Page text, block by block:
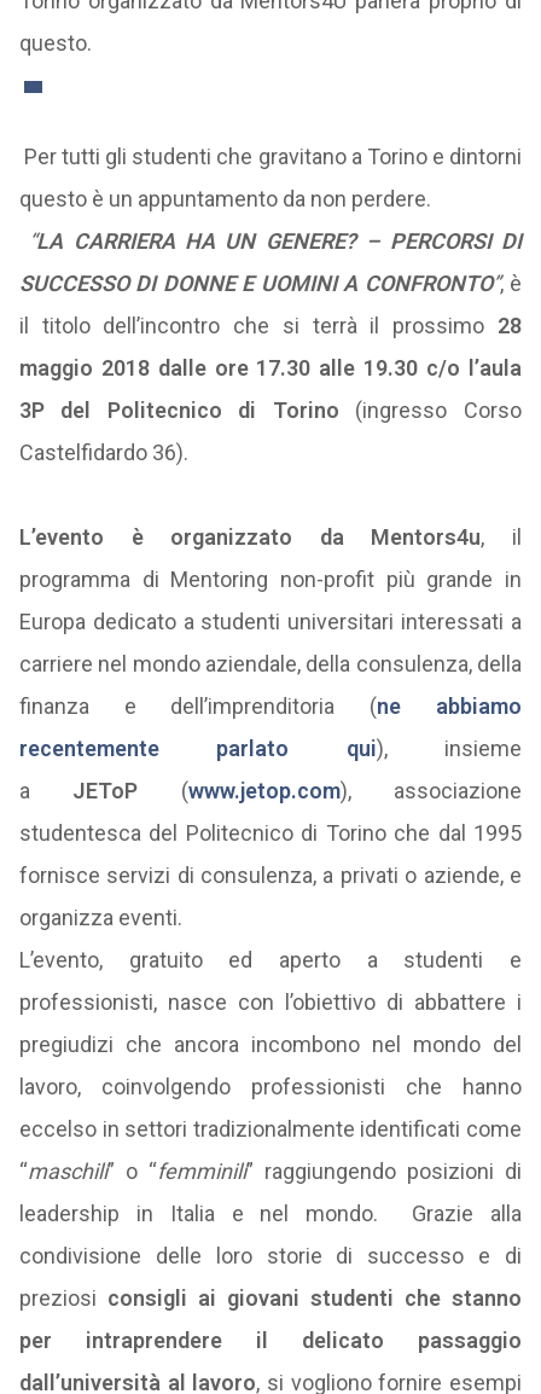
questo.
Per tutti gli studenti che gravitano a Torino e dintorni
questo è un appuntamento da non perdere.
“LA CARRIERA HA UN GENERE? – PERCORSI DI
SUCCESSO DI DONNE E UOMINI A CONFRONTO”, è
il titolo dell’incontro che si terrà il prossimo 28
maggio 2018 dalle ore 17.30 alle 19.30 c/o l’aula
3P del Politecnico di Torino
(ingresso Corso
Castelfidardo 36).
L’evento è organizzato da Mentors4u, il
programma di Mentoring non-profit più grande in
Europa dedicato a studenti universitari interessati a
carriere nel mondo aziendale, della consulenza, della
finanza e dell’imprenditoria (ne abbiamo
recentemente parlato qui), insieme
a JEToP (www.jetop.com), associazione
studentesca del Politecnico di Torino che dal 1995
fornisce servizi di consulenza, a privati o aziende, e
organizza eventi.
L’evento, gratuito ed aperto a studenti e
professionisti, nasce con l’obiettivo di abbattere i
pregiudizi che ancora incombono nel mondo del
lavoro, coinvolgendo professionisti che hanno
eccelso in settori tradizionalmente identificati come
“maschili” o “femminili” raggiungendo posizioni di
leadership in Italia e nel mondo. Grazie alla
condivisione delle loro storie di successo e di
preziosi consigli ai giovani studenti che stanno
per intraprendere il delicato passaggio
dall’università al lavoro, si vogliono fornire esempi